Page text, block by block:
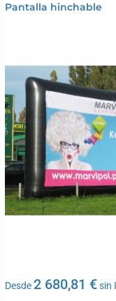
Pantalla hinchable
Desde2 680,81 €sin